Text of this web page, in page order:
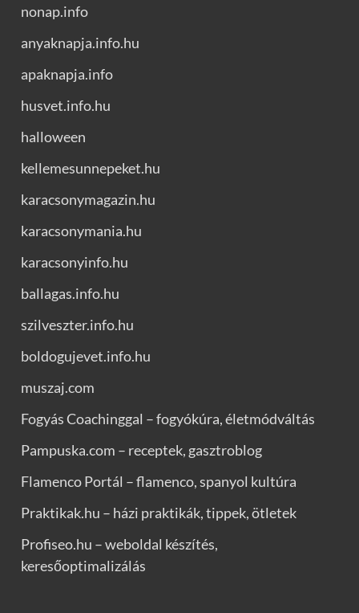
nonap.info
anyaknapja.info.hu
apaknapja.info
husvet.info.hu
halloween
kellemesunnepeket.hu
karacsonymagazin.hu
karacsonymania.hu
karacsonyinfo.hu
ballagas.info.hu
szilveszter.info.hu
boldogujevet.info.hu
muszaj.com
Fogyás Coachinggal – fogyókúra, életmódváltás
Pampuska.com – receptek, gasztroblog
Flamenco Portál – flamenco, spanyol kultúra
Praktikak.hu – házi praktikák, tippek, ötletek
Profiseo.hu – weboldal készítés,
keresőoptimalizálás